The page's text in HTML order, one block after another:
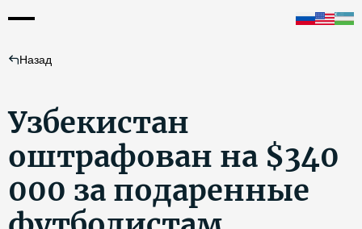
Назад
Узбекистан
оштрафован на $340
000 за подаренные